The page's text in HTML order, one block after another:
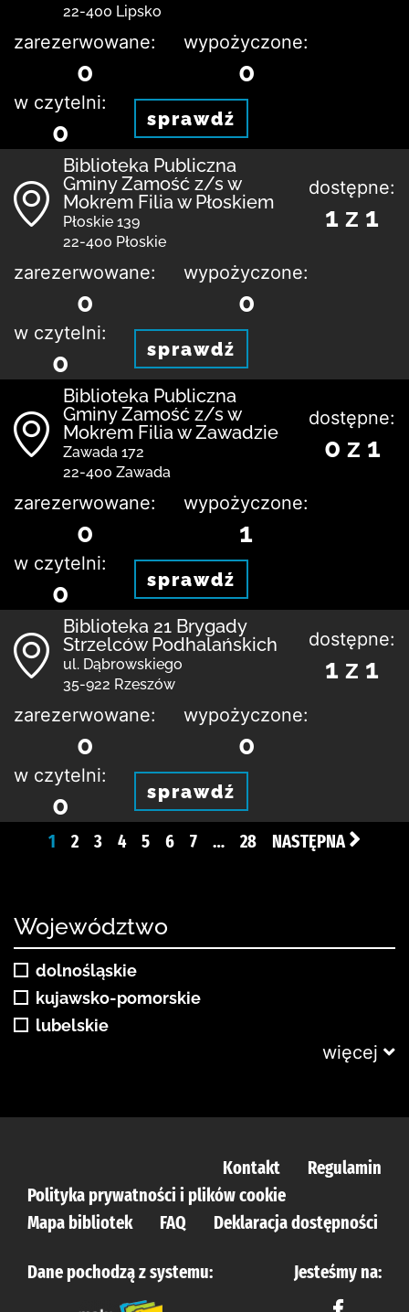
22-400 Lipsko
zarezerwowane:
0
wypożyczone:
0
w czytelni:
0 sprawdź
Biblio­teka Publiczna
Gminy Zamość z/s w
Mokrem Filia w Płoskiem
Płoskie 139
22-400 Płoskie
dostępne:
1 z 1
zarezerwowane:
0
wypożyczone:
0
w czytelni:
0 sprawdź
Biblio­teka Publiczna
Gminy Zamość z/s w
Mokrem Filia w Zawadzie
Zawada 172
22-400 Zawada
dostępne:
0 z 1
zarezerwowane:
0
wypożyczone:
1
w czytelni:
0 sprawdź
Biblioteka 21 Brygady
Strzelców Podhalańskich
ul. Dąbrowskiego
35-922 Rzeszów
dostępne:
1 z 1
zarezerwowane:
0
wypożyczone:
0
w czytelni:
0 sprawdź
1 2 3 4 5 6 7 … 28 NASTĘPNA
Województwo
dolnośląskie
kujawsko-pomorskie
lubelskie
więcej
Kontakt
Regulamin
Polityka prywatności i plików cookie
Mapa bibliotek
FAQ Deklaracja dostępności
Dane pochodzą z systemu: Jesteśmy na: